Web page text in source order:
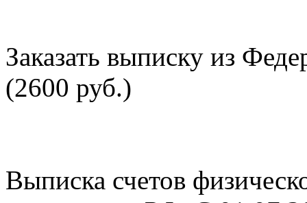
Заказать выписку из
(2600 руб.)
Выписка счетов